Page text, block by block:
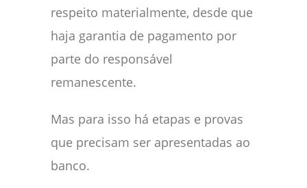
respeito materialmente, desde que
haja garantia de pagamento por
parte do responsável
remanescente.
Mas para isso há etapas e provas
que precisam ser apresentadas ao
banco.